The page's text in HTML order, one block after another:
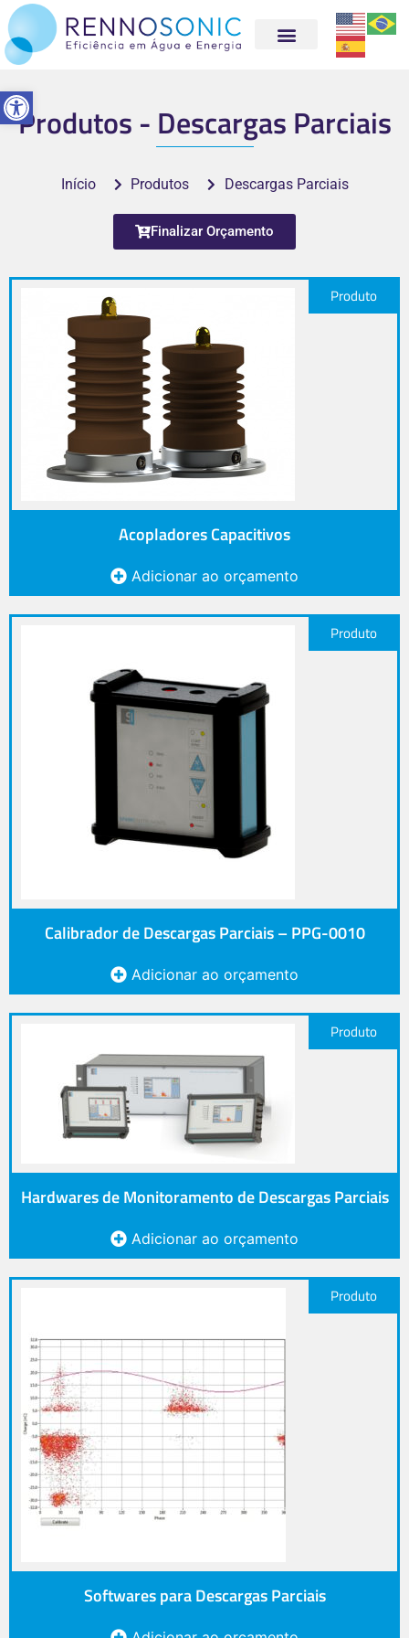
Abrir a barra de ferramentas
Produtos - Descargas Parciais
Início Produtos Descargas Parciais
Finalizar Orçamento
Produto
Acopladores Capacitivos
Adicionar ao orçamento
Produto
Calibrador de Descargas Parciais – PPG-0010
Adicionar ao orçamento
Produto
Hardwares de Monitoramento de Descargas Parciais
Adicionar ao orçamento
Produto
Softwares para Descargas Parciais